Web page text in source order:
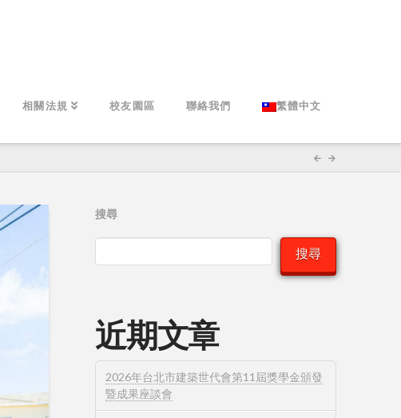
相關法規 校友園區 聯絡我們 繁體中文
搜尋
搜尋
近期文章
2026年台北市建築世代會第11屆獎學金頒發
暨成果座談會